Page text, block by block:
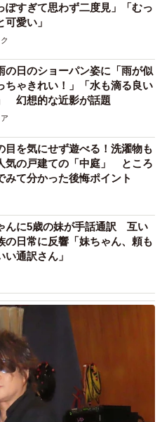
すぎて思わず二度見」「むっ
愛い」
の日のショーパン姿に「雨が似
ちゃきれい！」「水も滴る良い
幻想的な近影が話題
目を気にせず遊べる！洗濯物も
気の戸建ての「中庭」 ところ
て分かった後悔ポイント
んに5歳の妹が手話通訳 互い
の日常に反響「妹ちゃん、頼も
い通訳さん」